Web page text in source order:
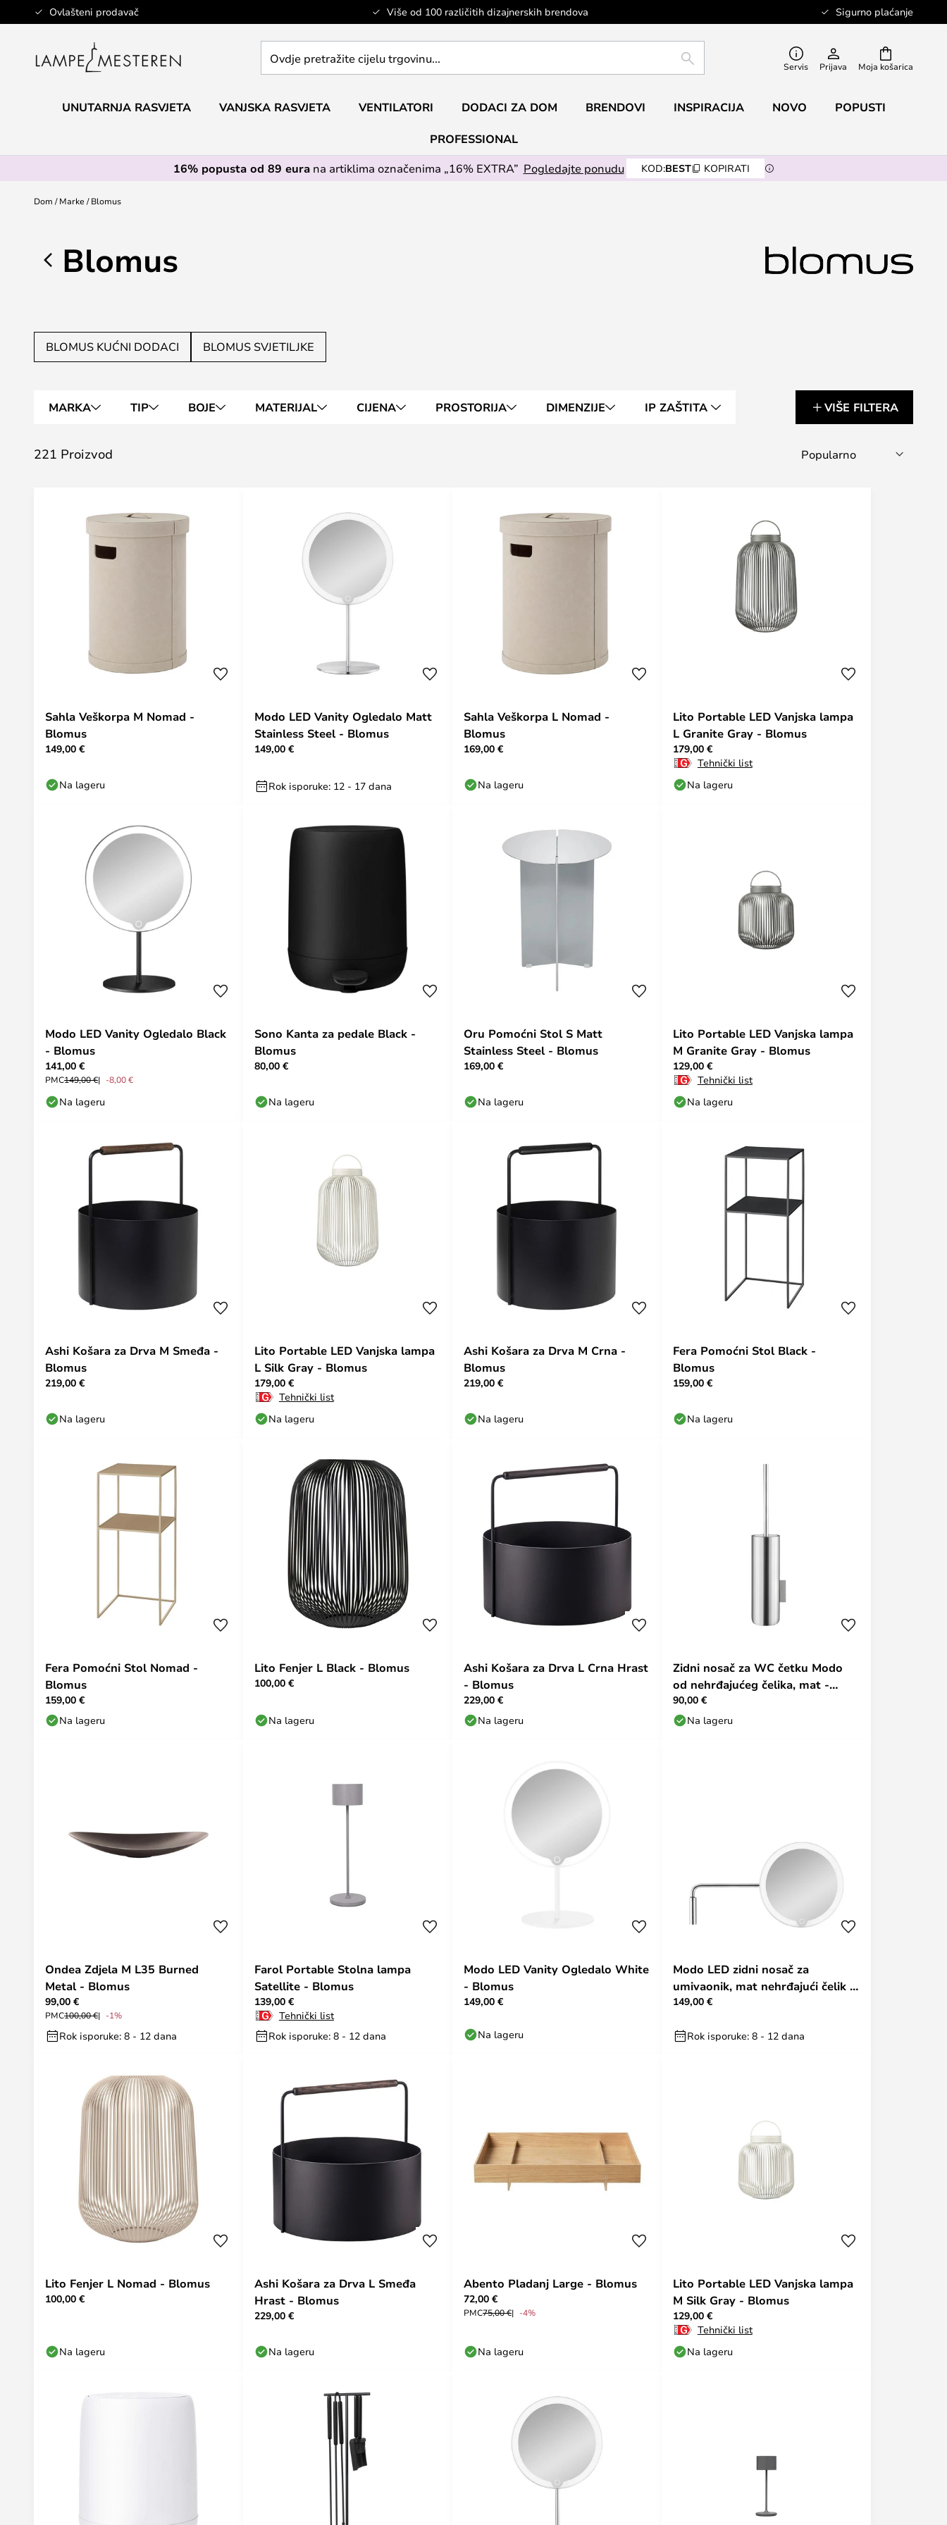
Ovlašteni prodavač Više od 100 različitih dizajnerskih brendova Sigurno plaćanje
Skip
to
Moja košarica
pretražite
trgovinu...
TRAŽI Servis Prijava
UNUTARNJA RASVJETA VANJSKA RASVJETA VENTILATORI DODACI ZA DOM BRENDOVI INSPIRACIJA NOVO POPUSTI
PROFESSIONAL
16% popusta od 89 eurana artiklima označenima „16% EXTRA” Pogledajte ponudu KOD:BEST KOPIRATI
Dom Marke Blomus
Blomus
BLOMUS KUĆNI DODACI BLOMUS SVJETILJKE
MARKA TIP BOJE MATERIJAL CIJENA PROSTORIJA DIMENZIJE IP ZAŠTITA VIŠE FILTERA
221 Proizvod
Sahla Veškorpa M Nomad -
Blomus
149,00 €
Na lageru
Modo LED Vanity Ogledalo Matt
Stainless Steel - Blomus
149,00 €
Rok isporuke: 12 - 17 dana
Sahla Veškorpa L Nomad -
Blomus
169,00 €
Na lageru
Lito Portable LED Vanjska lampa
L Granite Gray - Blomus
179,00 €
Tehnički list
Na lageru
Modo LED Vanity Ogledalo Black
- Blomus
141,00 €
PMC149,00 € -8,00 €
Na lageru
Sono Kanta za pedale Black -
Blomus
80,00 €
Na lageru
Oru Pomoćni Stol S Matt
Stainless Steel - Blomus
169,00 €
Na lageru
Lito Portable LED Vanjska lampa
M Granite Gray - Blomus
129,00 €
Tehnički list
Na lageru
Ashi Košara za Drva M Smeđa -
Blomus
219,00 €
Na lageru
Lito Portable LED Vanjska lampa
L Silk Gray - Blomus
179,00 €
Tehnički list
Na lageru
Ashi Košara za Drva M Crna -
Blomus
219,00 €
Na lageru
Fera Pomoćni Stol Black -
Blomus
159,00 €
Na lageru
Fera Pomoćni Stol Nomad -
Blomus
159,00 €
Na lageru
Lito Fenjer L Black - Blomus
100,00 €
Na lageru
Ashi Košara za Drva L Crna Hrast
- Blomus
229,00 €
Na lageru
Zidni nosač za WC četku Modo
od nehrđajućeg čelika, mat -
Blomus
90,00 €
Na lageru
Ondea Zdjela M L35 Burned
Metal - Blomus
99,00 €
PMC100,00 € -1%
Rok isporuke: 8 - 12 dana
Farol Portable Stolna lampa
Satellite - Blomus
139,00 €
Tehnički list
Rok isporuke: 8 - 12 dana
Modo LED Vanity Ogledalo White
- Blomus
149,00 €
Na lageru
Modo LED zidni nosač za
umivaonik, mat nehrđajući čelik -
Blomus
149,00 €
Rok isporuke: 8 - 12 dana
Lito Fenjer L Nomad - Blomus
100,00 €
Na lageru
Ashi Košara za Drva L Smeđa
Hrast - Blomus
229,00 €
Na lageru
Abento Pladanj Large - Blomus
72,00 €
PMC75,00 € -4%
Na lageru
Lito Portable LED Vanjska lampa
M Silk Gray - Blomus
129,00 €
Tehnički list
Na lageru